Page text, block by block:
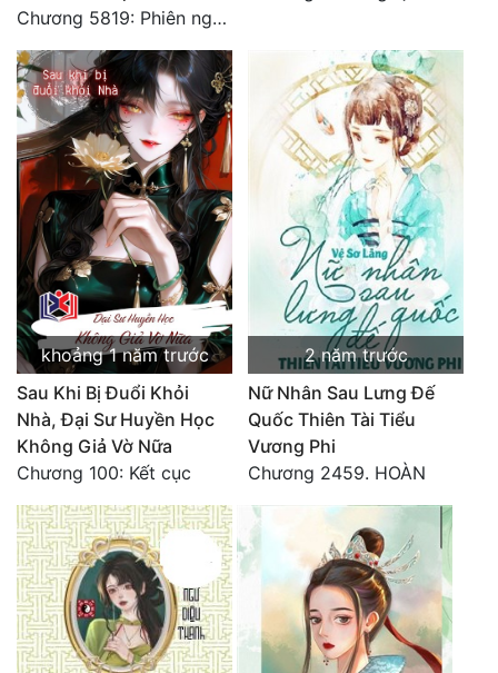
Sảng Văn
Sắc
Sủng
Thanh Xuân
Tiên Hiệp
Tiểu Thuyết
Trinh Thám
Triều Đấu
Trùng Sinh
Trọng Sinh
Tu Chân
Tu Tiên
Tội Phạm
Vô Địch
Chương 5819: Phiên ngoại: Trở lại STARS [HẾT]
khoảng 1 năm trước
Sau Khi Bị Đuổi Khỏi
Nhà, Đại Sư Huyền Học
Không Giả Vờ Nữa
Chương 100: Kết cục
2 năm trước
Nữ Nhân Sau Lưng Đế
Quốc Thiên Tài Tiểu
Vương Phi
Chương 2459. HOÀN